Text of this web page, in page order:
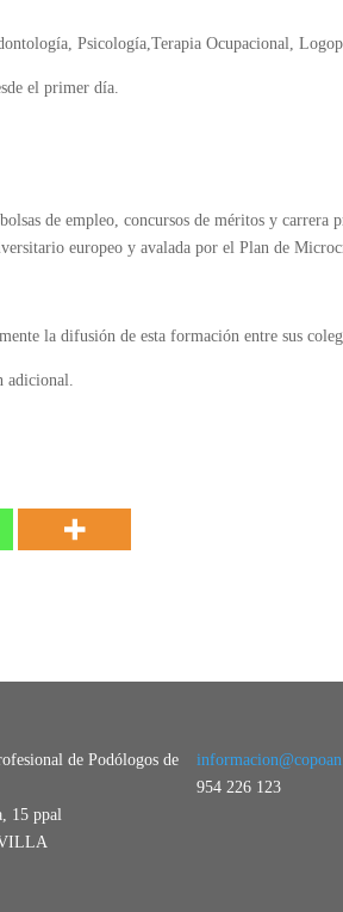
Psicología,Terapia Ocupacional,
el primer día.
de empleo, concursos de méritos y carrera
europeo y avalada por el Plan de
la difusión de esta formación entre sus
de Podólogos de
15 ppal
954 226 123